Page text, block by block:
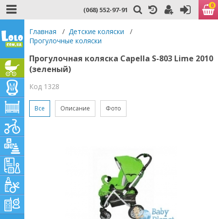
(068) 552-97-91 0
Главная / Детские коляски
/
Прогулочные коляски
Прогулочная коляска Capella S-803 Lime 2010
(зеленый)
Код 1328
Все Описание Фото